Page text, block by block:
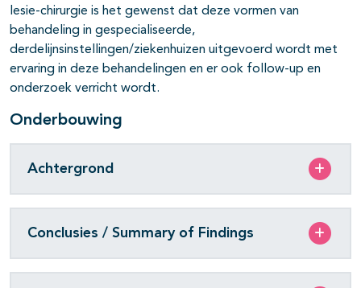
lesie-chirurgie is het gewenst dat deze vormen van
behandeling in gespecialiseerde,
derdelijnsinstellingen/ziekenhuizen uitgevoerd wordt met
ervaring in deze behandelingen en er ook follow-up en
onderzoek verricht wordt.
Onderbouwing
Achtergrond
Conclusies / Summary of Findings